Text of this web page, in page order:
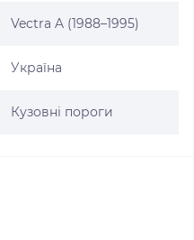
Vectra A (1988–1995)
Україна
Кузовні пороги